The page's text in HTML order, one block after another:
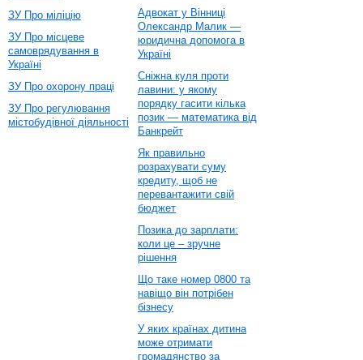
ЗУ Про міліцію
ЗУ Про місцеве
самоврядування в
Україні
ЗУ Про охорону праці
ЗУ Про регулювання
містобудівної діяльності
Адвокат у Вінниці
Олександр Малик —
юридична допомога в
Україні
Сніжна куля проти
лавини: у якому
порядку гасити кілька
позик — математика від
Банкрейт
Як правильно
розрахувати суму
кредиту, щоб не
перевантажити свій
бюджет
Позика до зарплати:
коли це – зручне
рішення
Що таке номер 0800 та
навіщо він потрібен
бізнесу
У яких країнах дитина
може отримати
громадянство за